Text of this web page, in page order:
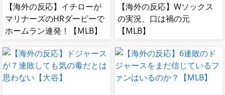
【海外の反応】イチローが
マリナーズのHRダービーで
ホームラン連発！【MLB】
【海外の反応】Wソックス
の実況、口は禍の元
【MLB】